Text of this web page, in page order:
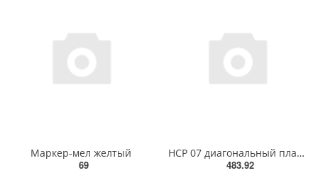
Маркер-мел желтый
69
HCP 07 диагональный пластырь 295 мм
483.92